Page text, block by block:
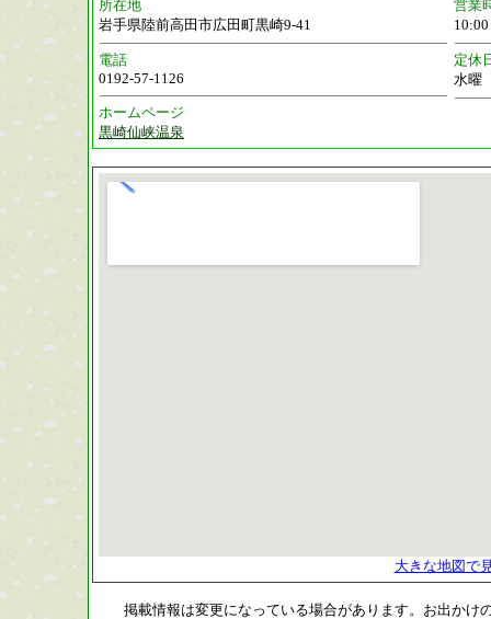
所在地
岩手県陸前高田市広田町黒崎9-41
電話
0192-57-1126
ホームページ
黒崎仙峡温泉
営業
定休
水曜
大きな地図で
掲載情報は変更になっている場合があります。お出かけ